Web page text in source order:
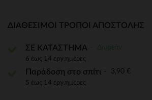
ΔΙΑΘΈΣΙΜΟΙ ΤΡΌΠΟΙ ΑΠΟΣΤΟΛΉΣ
ΣΕ ΚΑΤΑΣΤΗΜΑ
6 έως 14 εργ.ημέρες
Παράδοση στο σπίτι 3,90 €
5 έως 14 εργ.ημέρες